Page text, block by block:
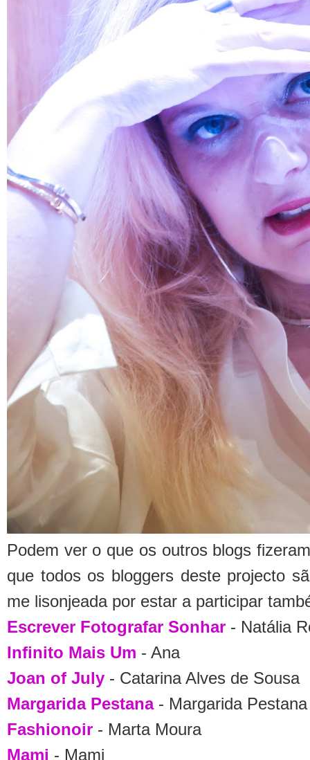
Podem ver o que os outros blogs
que todos os bloggers deste projecto
me lisonjeada por estar a participar
Escrever Fotografar Sonhar - Natália
Infinito Mais Um - Ana
Joan of July - Catarina Alves de Sousa
Margarida Pestana- Margarida Pestana
Fashionoir - Marta Moura
Mami - Mami